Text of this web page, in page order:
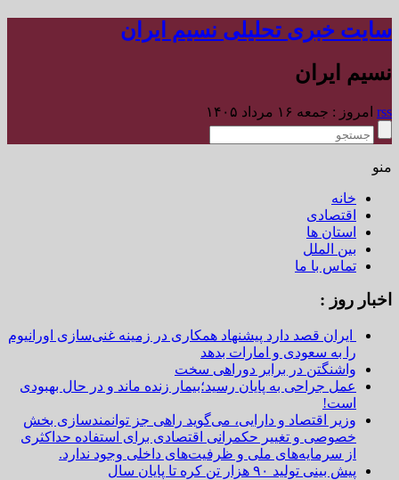
سایت خبری تحلیلی نسیم ایران
نسیم ایران
rss امروز : جمعه ۱۶ مرداد ۱۴۰۵
منو
خانه
اقتصادی
استان ها
بین الملل
تماس با ما
اخبار روز :
ایران قصد دارد پیشنهاد همکاری در زمینه غنی‌سازی اورانیوم
را به سعودی و امارات بدهد
واشنگتن در برابر دوراهی سخت
عمل جراحی به پایان رسید؛بیمار زنده ماند و در حال بهبودی
است!
وزیر اقتصاد و دارایی، می‌گوید راهی جز توانمندسازی بخش
خصوصی و تغییر حکمرانی اقتصادی برای استفاده حداکثری
از سرمایه‌های ملی و ظرفیت‌های داخلی وجود ندارد.
پیش بینی تولید ۹۰ هزار تن کره تا پایان سال